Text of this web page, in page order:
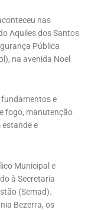
nas
Aquiles dos Santos
Pública
na avenida Noel
e
fogo, manutenção
e
Municipal e
à Secretaria
(Semad).
Bezerra, os